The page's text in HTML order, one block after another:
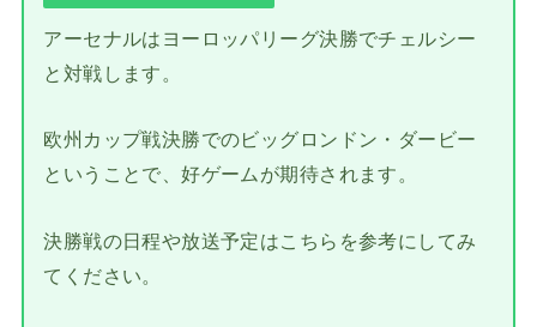
アーセナルはヨーロッパリーグ決勝でチェルシー
と対戦します。
欧州カップ戦決勝でのビッグロンドン・ダービー
ということで、好ゲームが期待されます。
決勝戦の日程や放送予定はこちらを参考にしてみ
てください。